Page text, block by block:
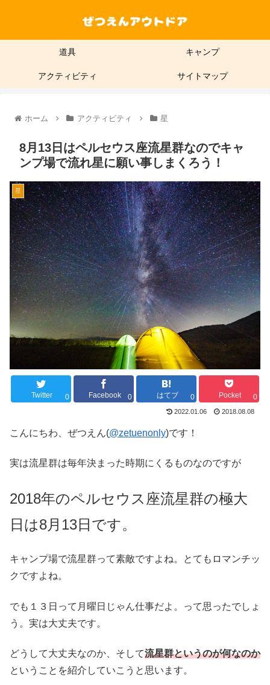
道具 キャンプ
アクティビティ サイトマップ
ホーム アクティビティ 星
8月13日はペルセウス座流星群なのでキャ
ンプ場で流れ星に願い事しまくろう！
星
Twitter 0 Facebook 0 はてブ 0 Pocket 0
2022.01.06 2018.08.08
こんにちわ、ぜつえん(@zetuenonly)です！
実は流星群は毎年決まった時期にくるものなのですが
2018年のペルセウス座流星群の極大
日は8月13日です。
キャンプ場で流星群って素敵ですよね。とてもロマンチッ
クですよね。
でも１３日って月曜日じゃん仕事だよ。って思ったでしょ
う。実は大丈夫です。
どうして大丈夫なのか、そして流星群というのが何なのか
ということを紹介していこうと思います。